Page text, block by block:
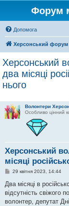
Форум
Допомога
Херсонський форум
Херсонський
два місяці
нього
Волонтери
Особливо цінний
Херсонський
місяці
П
в
д
о
29 квітня 2023, 14:44
Два місяці в
відсутність свіжого
волонтер, депутат